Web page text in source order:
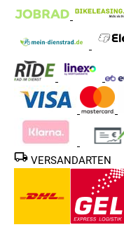
VERSANDARTEN